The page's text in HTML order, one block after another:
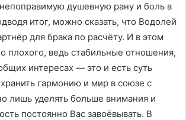
душевную рану и боль в
итог, можно сказать, что Водолей
для брака по расчёту. И в этом
плохого, ведь стабильные отношения,
интересах — это и есть суть
гармонию и мир в союзе с
лишь уделять больше внимания и
постоянно Вас завоёвывать. В